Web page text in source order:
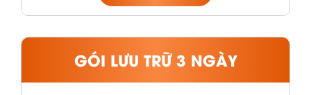
GÓI LƯU TRỮ 3 NGÀY